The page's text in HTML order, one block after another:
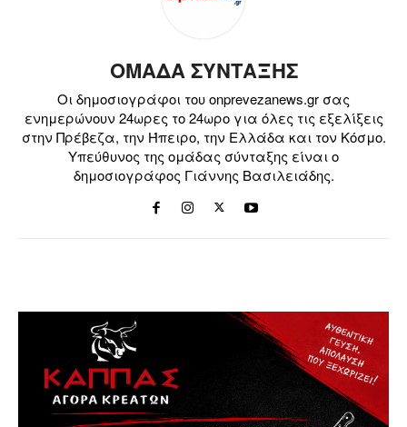
ΟΜΑΔΑ ΣΥΝΤΑΞΗΣ
Οι δημοσιογράφοι του onprevezanews.gr σας
ενημερώνουν 24ωρες το 24ωρο για όλες τις εξελίξεις
στην Πρέβεζα, την Ήπειρο, την Ελλάδα και τον Κόσμο.
Υπεύθυνος της ομάδας σύνταξης είναι ο
δημοσιογράφος Γιάννης Βασιλειάδης.